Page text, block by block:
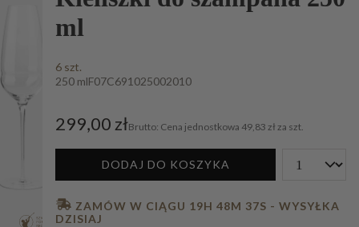
ml
6 szt.
250 mlF07C691025002010
299,00 zł Cena jednostkowa 49,83 zł za szt.
DODAJ DO KOSZYKA
ZAMÓW W CIĄGU 19H 48M 36S - WYSYŁKA
DZISIAJ